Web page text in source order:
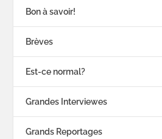
Bon à savoir!
Brèves
Est-ce normal?
Grandes Interviewes
Grands Reportages